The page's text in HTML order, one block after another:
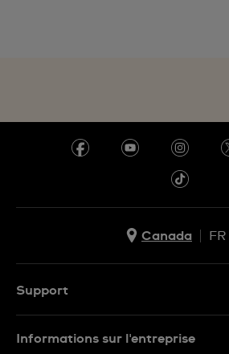
Canada
FR
Support
Informations sur l'entreprise